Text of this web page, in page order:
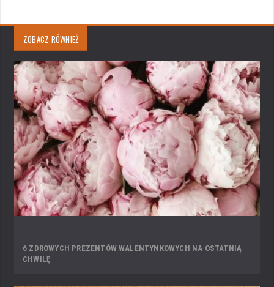
ZOBACZ RÓWNIEŻ
6 ZDROWYCH PREZENTÓW WALENTYNKOWYCH NA OSTATNIĄ
CHWILĘ